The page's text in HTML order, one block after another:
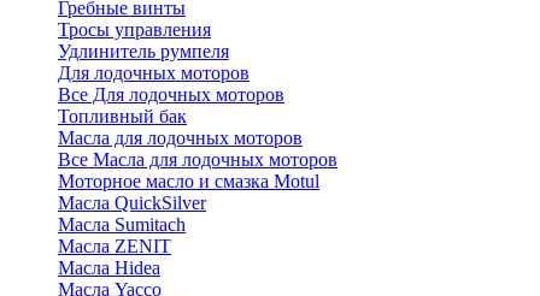
Гребные винты
Тросы управления
Удлинитель румпеля
Для лодочных моторов
Все Для лодочных моторов
Топливный бак
Масла для лодочных моторов
Все Масла для лодочных моторов
Моторное масло и смазка Motul
Масла QuickSilver
Масла Sumitach
Масла ZENIT
Масла Hidea
Масла Yacco